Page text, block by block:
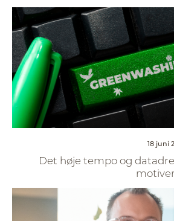
18 juni
Det høje tempo og